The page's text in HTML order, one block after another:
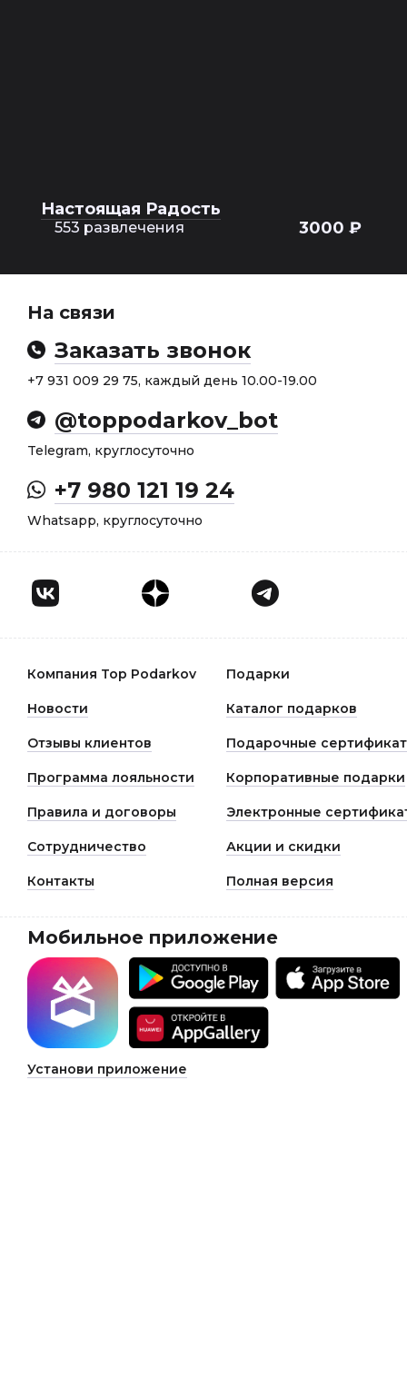
Настоящая Радость
553 развлечения 3000 ₽
На связи
Заказать звонок
+7 931 009 29 75, каждый день 10.00-19.00
@toppodarkov_bot
Telegram, круглосуточно
+7 980 121 19 24
Whatsapp, круглосуточно
Компания Top Podarkov Подарки
Новости Каталог подарков
Отзывы клиентов Подарочные
Программа лояльности Корпоративные подарки
Правила и договоры Электронные
Сотрудничество Акции и скидки
Контакты Полная версия
Мобильное приложение
Установи приложение